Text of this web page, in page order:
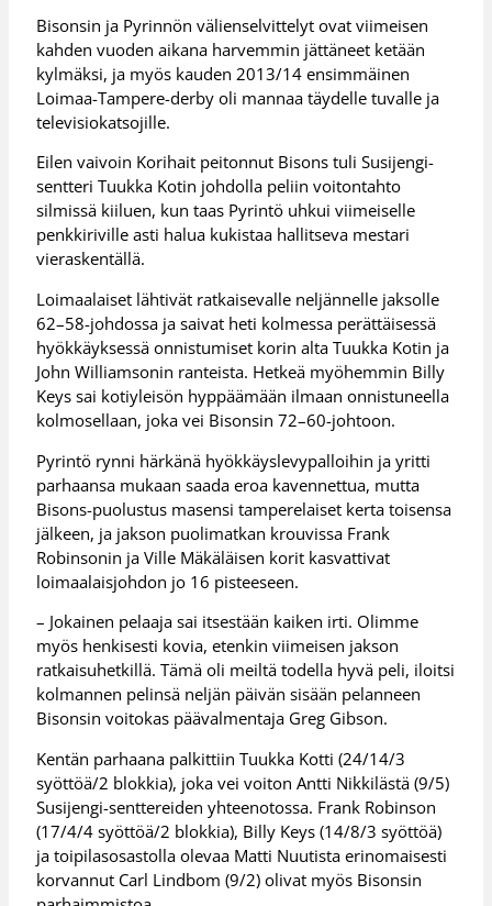
Bisonsin ja Pyrinnön välienselvittelyt ovat viimeisen
kahden vuoden aikana harvemmin jättäneet ketään
kylmäksi, ja myös kauden 2013/14 ensimmäinen
Loimaa-Tampere-derby oli mannaa täydelle tuvalle ja
televisiokatsojille.
Eilen vaivoin Korihait peitonnut Bisons tuli Susijengi-
sentteri Tuukka Kotin johdolla peliin voitontahto
silmissä kiiluen, kun taas Pyrintö uhkui viimeiselle
penkkiriville asti halua kukistaa hallitseva mestari
vieraskentällä.
Loimaalaiset lähtivät ratkaisevalle neljännelle jaksolle
62–58-johdossa ja saivat heti kolmessa perättäisessä
hyökkäyksessä onnistumiset korin alta Tuukka Kotin ja
John Williamsonin ranteista. Hetkeä myöhemmin Billy
Keys sai kotiyleisön hyppäämään ilmaan onnistuneella
kolmosellaan, joka vei Bisonsin 72–60-johtoon.
Pyrintö rynni härkänä hyökkäyslevypalloihin ja yritti
parhaansa mukaan saada eroa kavennettua, mutta
Bisons-puolustus masensi tamperelaiset kerta toisensa
jälkeen, ja jakson puolimatkan krouvissa Frank
Robinsonin ja Ville Mäkäläisen korit kasvattivat
loimaalaisjohdon jo 16 pisteeseen.
– Jokainen pelaaja sai itsestään kaiken irti. Olimme
myös henkisesti kovia, etenkin viimeisen jakson
ratkaisuhetkillä. Tämä oli meiltä todella hyvä peli, iloitsi
kolmannen pelinsä neljän päivän sisään pelanneen
Bisonsin voitokas päävalmentaja Greg Gibson.
Kentän parhaana palkittiin Tuukka Kotti (24/14/3
syöttöä/2 blokkia), joka vei voiton Antti Nikkilästä (9/5)
Susijengi-senttereiden yhteenotossa. Frank Robinson
(17/4/4 syöttöä/2 blokkia), Billy Keys (14/8/3 syöttöä)
ja toipilasosastolla olevaa Matti Nuutista erinomaisesti
korvannut Carl Lindbom (9/2) olivat myös Bisonsin